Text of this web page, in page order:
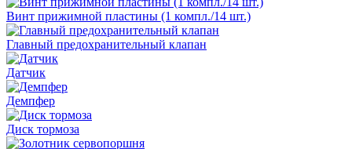
Винт прижимной пластины (1 компл./14 шт.)
Главный предохранительный клапан
Датчик
Демпфер
Диск тормоза